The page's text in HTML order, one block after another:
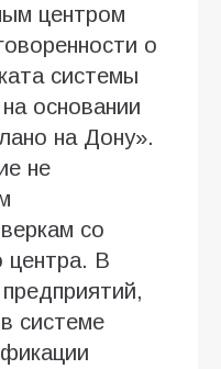
центром
о
системы
основании
на Дону».
не
со
центра. В
системе